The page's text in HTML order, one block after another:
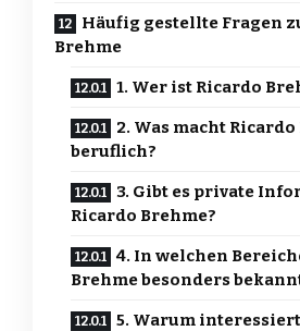
Häufig gestellte Fragen
Brehme
1. Wer ist Ricardo
2. Was macht
beruflich?
3. Gibt es private
Ricardo Brehme?
4. In welchen
Brehme besonders
5. Warum